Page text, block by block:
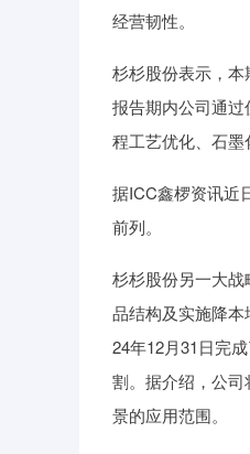
经营韧性。
杉杉股份表示，
报告期内公司通
程工艺优化、石墨
据ICC鑫椤资讯近
前列。
杉杉股份另一大
品结构及实施降
24年12月31日完
割。据介绍，公
景的应用范围。